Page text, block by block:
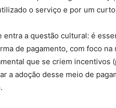
o serviço e por um
entra a questão cultural: é
de pagamento, com foco
que se criem incentivos
a adoção desse meio de